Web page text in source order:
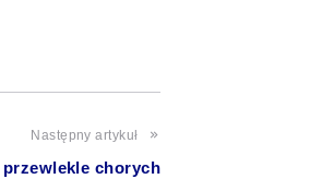
Następny artykuł
chorych